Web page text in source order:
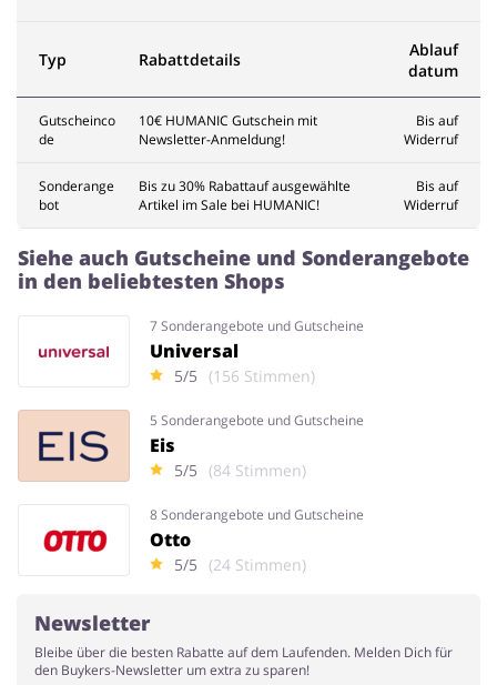
Typ Rabattdetails
Ablauf
datum
Gutscheinco
de
10€ HUMANIC Gutschein mit
Newsletter-Anmeldung!
Bis auf
Widerruf
Sonderange
bot
Bis zu 30% Rabattauf ausgewählte
Artikel im Sale bei HUMANIC!
Bis auf
Widerruf
Siehe auch Gutscheine und Sonderangebote
in den beliebtesten Shops
7 Sonderangebote und Gutscheine
Universal
5/5 (156 Stimmen)
5 Sonderangebote und Gutscheine
Eis
5/5 (84 Stimmen)
8 Sonderangebote und Gutscheine
Otto
5/5 (24 Stimmen)
Newsletter
Bleibe über die besten Rabatte auf dem Laufenden. Melden Dich für
den Buykers-Newsletter um extra zu sparen!